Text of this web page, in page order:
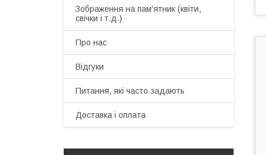
Зображення на пам'ятник (квіти,
свічки і т.д.)
Про нас
Відгуки
Питання, які часто задають
Доставка і оплата